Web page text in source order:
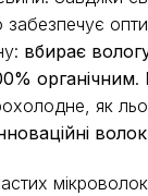
вбирає
органічним.
як